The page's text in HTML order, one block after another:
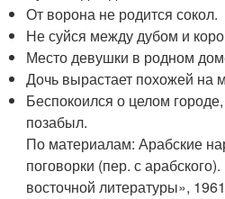
От ворона не родится сокол.
Не суйся между дубом и
Место девушки в родном
Дочь вырастает похожей на
Беспокоился о целом
позабыл.
По материалам: Арабские
поговорки (пер. с
восточной литературы»,